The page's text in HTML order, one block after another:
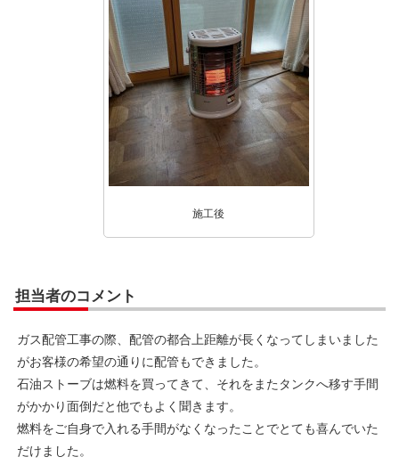
施工後
担当者のコメント
ガス配管工事の際、配管の都合上距離が長くなってしまいました
がお客様の希望の通りに配管もできました。
石油ストーブは燃料を買ってきて、それをまたタンクへ移す手間
がかかり面倒だと他でもよく聞きます。
燃料をご自身で入れる手間がなくなったことでとても喜んでいた
だけました。